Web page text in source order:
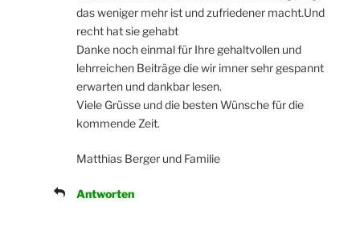
das weniger mehr ist und zufriedener macht.Und
recht hat sie gehabt
Danke noch einmal für Ihre gehaltvollen und
lehrreichen Beiträge die wir imner sehr gespannt
erwarten und dankbar lesen.
Viele Grüsse und die besten Wünsche für die
kommende Zeit.
Matthias Berger und Familie
Antworten